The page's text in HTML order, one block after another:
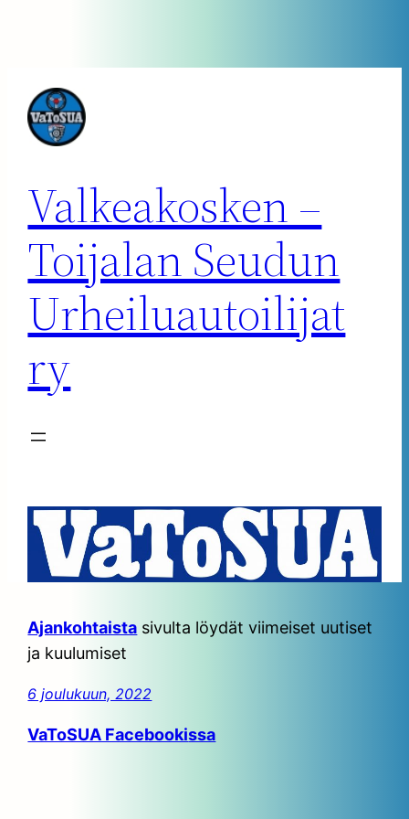
Valkeakosken –
Toijalan Seudun
Urheiluautoilijat
ry
Ajankohtaista sivulta löydät viimeiset uutiset
ja kuulumiset
6 joulukuun, 2022
VaToSUA Facebookissa